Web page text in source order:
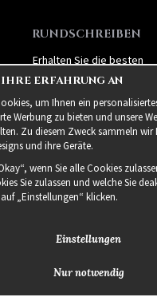
RUNDSCHREIBEN
Erhalten Sie die besten
Angebote und spannende
neue Produkte!
2021 Delightful Hair
ERFAHRUNG AN
um Ihnen ein
Werbung zu bieten und unsere
Zu diesem Zweck sammeln
und ihre Geräte.
wenn Sie alle Cookies
Sie zulassen und welche Sie
„Einstellungen“ klicken.
Einstellungen
Nur notwendig